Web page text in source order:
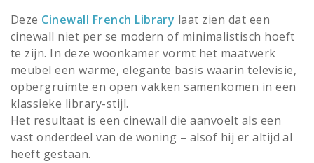
Deze Cinewall French Library laat zien dat een
cinewall niet per se modern of minimalistisch hoeft
te zijn. In deze woonkamer vormt het maatwerk
meubel een warme, elegante basis waarin televisie,
opbergruimte en open vakken samenkomen in een
klassieke library-stijl.
Het resultaat is een cinewall die aanvoelt als een
vast onderdeel van de woning – alsof hij er altijd al
heeft gestaan.